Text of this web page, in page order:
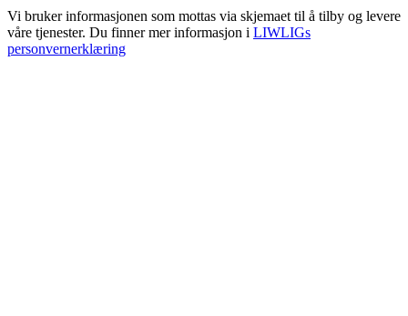
Vi bruker informasjonen som mottas via skjemaet til å tilby og levere
våre tjenester. Du finner mer informasjon i LIWLIGs
personvernerklæring